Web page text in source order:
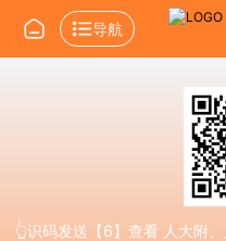
导航
👆识码发送【6】查看 人大附